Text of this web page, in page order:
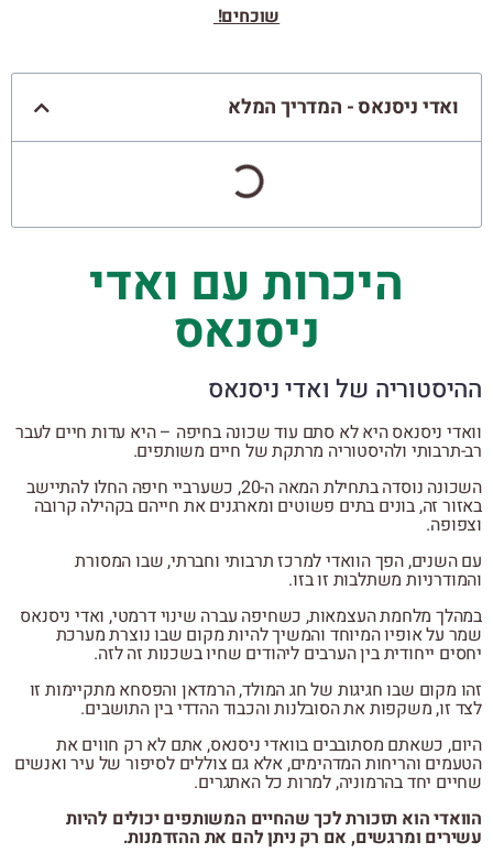
שוכחים!
ואדי ניסנאס - המדריך המלא
היכרות עם ואדי
ניסנאס
ההיסטוריה של ואדי ניסנאס
וואדי ניסנאס היא לא סתם עוד שכונה בחיפה – היא עדות חיים לעבר
רב-תרבותי ולהיסטוריה מרתקת של חיים משותפים.
השכונה נוסדה בתחילת המאה ה-20, כשערביי חיפה החלו להתיישב
באזור זה, בונים בתים פשוטים ומארגנים את חייהם בקהילה קרובה
וצפופה.
עם השנים, הפך הוואדי למרכז תרבותי וחברתי, שבו המסורת
והמודרניות משתלבות זו בזו.
במהלך מלחמת העצמאות, כשחיפה עברה שינוי דרמטי, ואדי ניסנאס
שמר על אופיו המיוחד והמשיך להיות מקום שבו נוצרת מערכת
יחסים ייחודית בין הערבים ליהודים שחיו בשכנות זה לזה.
זהו מקום שבו חגיגות של חג המולד, הרמדאן והפסחא מתקיימות זו
לצד זו, משקפות את הסובלנות והכבוד ההדדי בין התושבים.
היום, כשאתם מסתובבים בוואדי ניסנאס, אתם לא רק חווים את
הטעמים והריחות המדהימים, אלא גם צוללים לסיפור של עיר ואנשים
שחיים יחד בהרמוניה, למרות כל האתגרים.
הוואדי הוא תזכורת לכך שהחיים המשותפים יכולים להיות
עשירים ומרגשים, אם רק ניתן להם את ההזדמנות.